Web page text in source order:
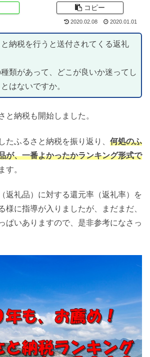
コピー
2020.02.08 2020.01.01
納税を行うと送付されてくる返礼
類があって、どこが良いか迷ってし
はないですか。
と納税も開始しました。
たふるさと納税を振り返り、 何処のふ
が、一番よかったかランキング形式で
す。
返礼品）に対する還元率（返礼率）を
様に指導が入りましたが、まだまだ、
ぱいありますので、是非参考になさっ